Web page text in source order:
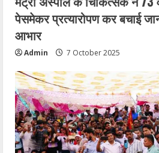
पेसमेकर प्रत्यारोपण कर बचाई
आभार
Admin 7 October 2025